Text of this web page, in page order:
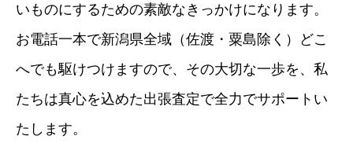
いものにするための素敵なきっかけになります。
お電話一本で新潟県全域（佐渡・粟島除く）どこ
へでも駆けつけますので、その大切な一歩を、私
たちは真心を込めた出張査定で全力でサポートい
たします。